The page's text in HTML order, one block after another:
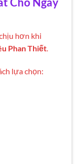
hơn khi
Phan Thiết.
lựa chọn: